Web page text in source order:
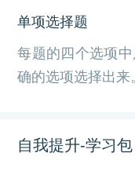
单项选择题
每题的四个选项
确的选项选择出来
自我提升-学习包